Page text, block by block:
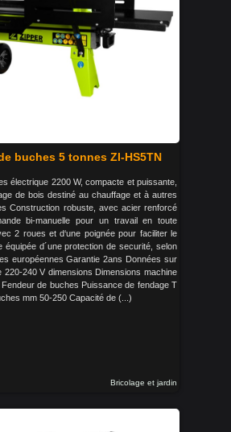
buches 5 tonnes ZI-HS5TN
électrique 2200 W, compacte et puissante,
de bois destiné au chauffage et à autres
Construction robuste, avec acier renforcé
bi-manuelle pour un travail en toute
2 roues et d‘une poignée pour faciliter le
équipée d´une protection de securité, selon
européennes Garantie 2ans Données sur
220-240 V dimensions Dimensions machine
de buches Puissance de fendage T
mm 50-250 Capacité de (...)
Bricolage et jardin